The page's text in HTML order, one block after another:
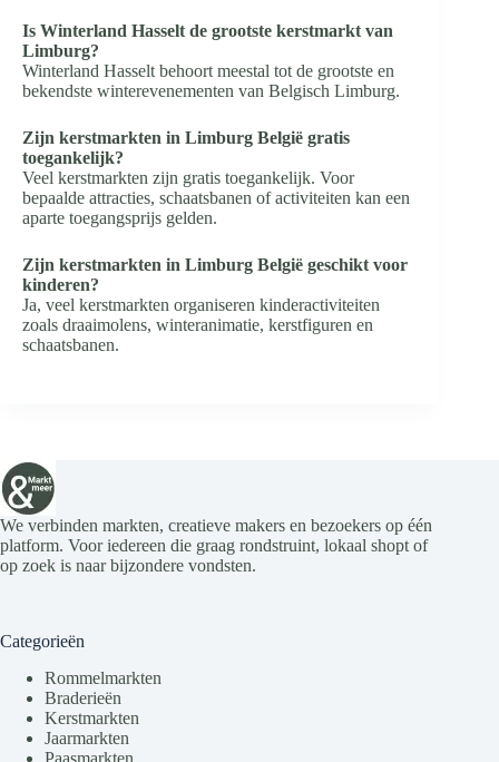
Is Winterland Hasselt de grootste kerstmarkt van
Limburg?
Winterland Hasselt behoort meestal tot de grootste en
bekendste winterevenementen van Belgisch Limburg.
Zijn kerstmarkten in Limburg België gratis
toegankelijk?
Veel kerstmarkten zijn gratis toegankelijk. Voor
bepaalde attracties, schaatsbanen of activiteiten kan een
aparte toegangsprijs gelden.
Zijn kerstmarkten in Limburg België geschikt voor
kinderen?
Ja, veel kerstmarkten organiseren kinderactiviteiten
zoals draaimolens, winteranimatie, kerstfiguren en
schaatsbanen.
We verbinden markten, creatieve makers en bezoekers op één
platform. Voor iedereen die graag rondstruint, lokaal shopt of
op zoek is naar bijzondere vondsten.
Categorieën
Rommelmarkten
Braderieën
Kerstmarkten
Jaarmarkten